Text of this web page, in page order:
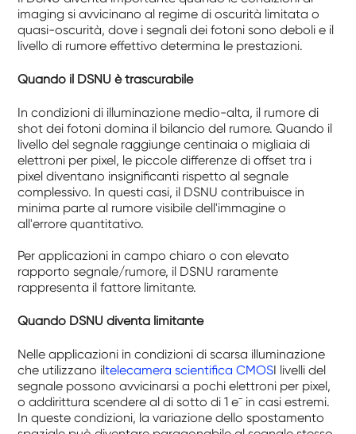
imaging si avvicinano al regime di oscurità limitata o
quasi-oscurità, dove i segnali dei fotoni sono deboli e il
livello di rumore effettivo determina le prestazioni.
Quando il DSNU è trascurabile
In condizioni di illuminazione medio-alta, il rumore di
shot dei fotoni domina il bilancio del rumore. Quando il
livello del segnale raggiunge centinaia o migliaia di
elettroni per pixel, le piccole differenze di offset tra i
pixel diventano insignificanti rispetto al segnale
complessivo. In questi casi, il DSNU contribuisce in
minima parte al rumore visibile dell'immagine o
all'errore quantitativo.
Per applicazioni in campo chiaro o con elevato
rapporto segnale/rumore, il DSNU raramente
rappresenta il fattore limitante.
Quando DSNU diventa limitante
Nelle applicazioni in condizioni di scarsa illuminazione
che utilizzano iltelecamera scientifica CMOSI livelli del
segnale possono avvicinarsi a pochi elettroni per pixel,
o addirittura scendere al di sotto di 1 e⁻ in casi estremi.
In queste condizioni, la variazione dello spostamento